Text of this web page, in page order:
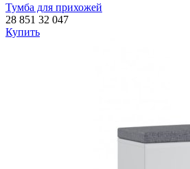
Тумба для прихожей
28 851 32 047
Купить